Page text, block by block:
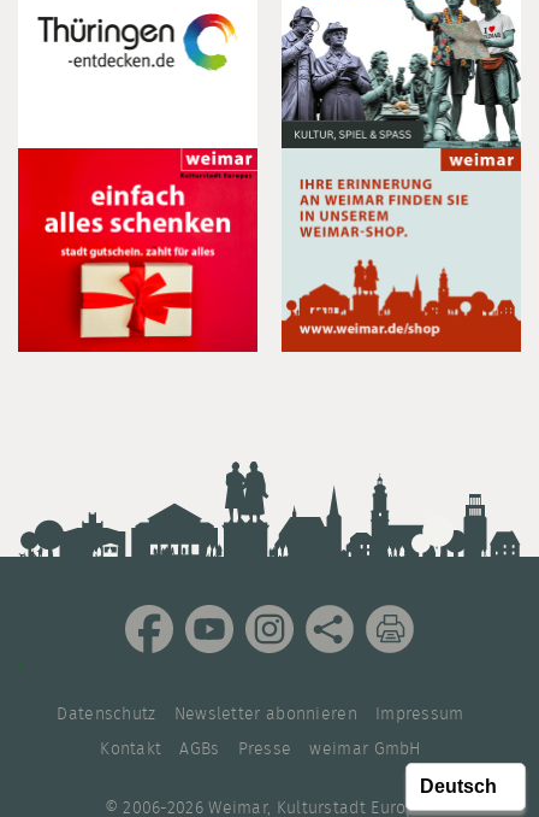
Datenschutz Newsletter abonnieren Impressum
Kontakt AGBs Presse weimar GmbH
© 2006-2026 Weimar, Kulturstadt Europas